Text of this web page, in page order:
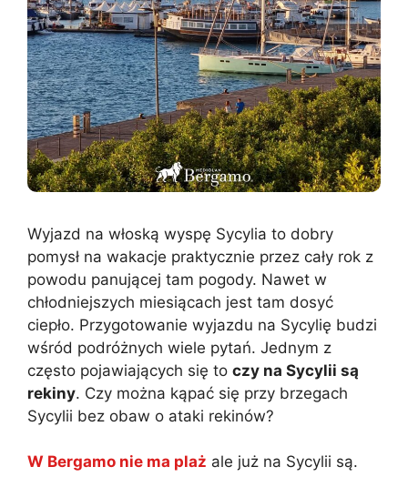
Wyjazd na włoską wyspę Sycylia to dobry
pomysł na wakacje praktycznie przez cały rok z
powodu panującej tam pogody. Nawet w
chłodniejszych miesiącach jest tam dosyć
ciepło. Przygotowanie wyjazdu na Sycylię budzi
wśród podróżnych wiele pytań. Jednym z
często pojawiających się to czy na Sycylii są
rekiny. Czy można kąpać się przy brzegach
Sycylii bez obaw o ataki rekinów?
W Bergamo nie ma plaż ale już na Sycylii są.